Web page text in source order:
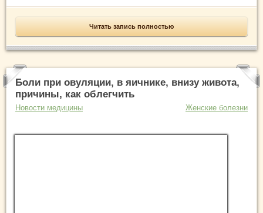
Читать запись полностью
Боли при овуляции, в яичнике, внизу живота,
причины, как облегчить
Новости медицины Женские болезни